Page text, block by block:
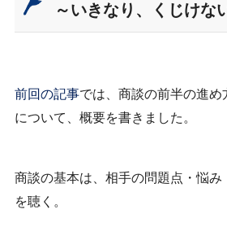
～いきなり、くじけな
前回の記事では、商談の前半の進め
について、概要を書きました。
商談の基本は、相手の問題点・悩み
を聴く。